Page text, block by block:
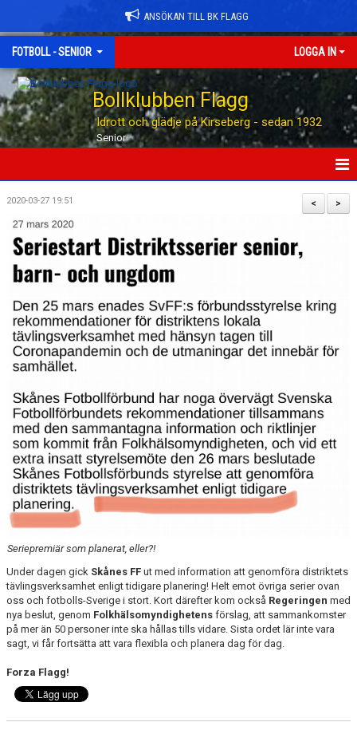
ANSÖKAN TILL BK FLAGG
FOTBOLL - SENIOR LOGGA IN
Bollklubben Flagg
Idrott och glädje på Kirseberg - sedan 1932
Senior
HEM
NYHETER
TABELLEN
KALENDER
MATCHER
TRUPPEN
NYFÖRVÄRV
SPELARRÅD
STATISTIK
MATCHREFERAT TIDIGARE ÅR
>
<
2020-03-27 19:51
Seriepremiär som planerat, eller?!
Under dagen gick Skånes FF ut med information att genomföra distriktets
tävlingsverksamhet enligt tidigare planering! Helt emot övriga serier ovan
oss och fotbolls-Sverige i stort. Kort därefter kom också Regeringen med
nya beslut, genom Folkhälsomyndighetens förslag, att sammankomster
på mer än 50 personer inte ska hållas tills vidare. Sista ordet lär inte vara
sagt, vi får fortsätta att vara flexibla och planera dag för dag.
Forza Flagg!